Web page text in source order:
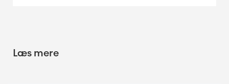
Læs mere